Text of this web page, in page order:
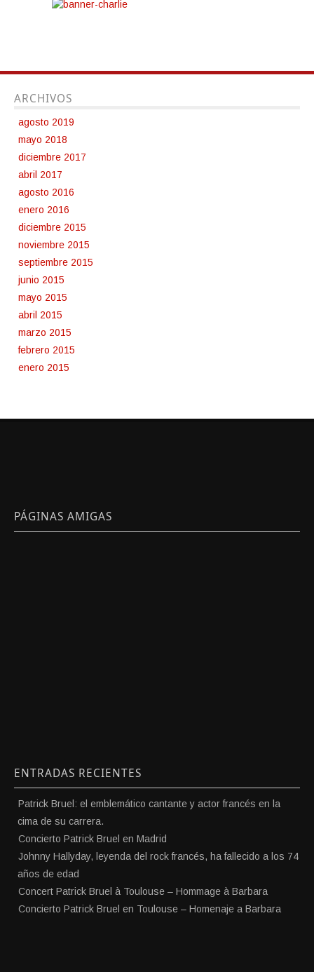
ARCHIVOS
agosto 2019
mayo 2018
diciembre 2017
abril 2017
agosto 2016
enero 2016
diciembre 2015
noviembre 2015
septiembre 2015
junio 2015
mayo 2015
abril 2015
marzo 2015
febrero 2015
enero 2015
PÁGINAS AMIGAS
ENTRADAS RECIENTES
Patrick Bruel: el emblemático cantante y actor francés en la
cima de su carrera.
Concierto Patrick Bruel en Madrid
Johnny Hallyday, leyenda del rock francés, ha fallecido a los 74
años de edad
Concert Patrick Bruel à Toulouse – Hommage à Barbara
Concierto Patrick Bruel en Toulouse – Homenaje a Barbara